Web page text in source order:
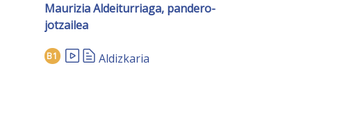
Maurizia Aldeiturriaga, pandero-
jotzailea
B1 Aldizkaria